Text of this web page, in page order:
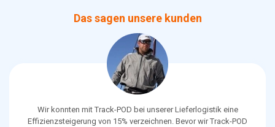
Das sagen unsere kunden
Wir konnten mit Track-POD bei unserer Lieferlogistik eine
Effizienzsteigerung von 15% verzeichnen. Bevor wir Track-POD